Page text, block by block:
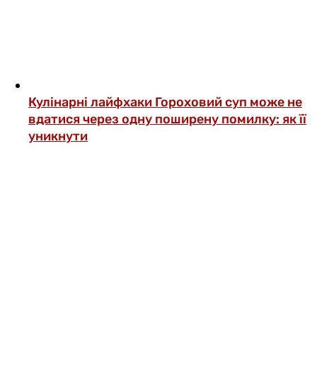
Кулінарні лайфхаки Гороховий суп може не
вдатися через одну поширену помилку: як її
уникнути